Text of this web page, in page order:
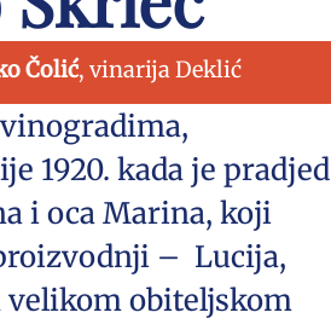
Čolić, vinarija Deklić
1920. kada je pradjed
i oca Marina, koji
– Lucija,
velikom obiteljskom